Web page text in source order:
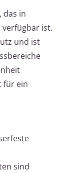
das in
ist.
und ist
für ein
sind